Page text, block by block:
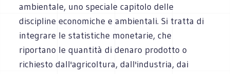
ambientale, uno speciale capitolo delle
discipline economiche e ambientali. Si tratta di
integrare le statistiche monetarie, che
riportano le quantità di denaro prodotto o
richiesto dall'agricoltura, dall'industria, dai